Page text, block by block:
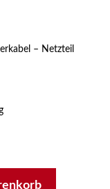
– Netzteil